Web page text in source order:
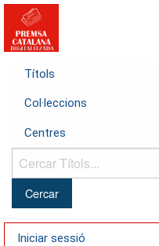
Títols
Col·leccions
Centres
Cercar
Títols...
Iniciar sessió